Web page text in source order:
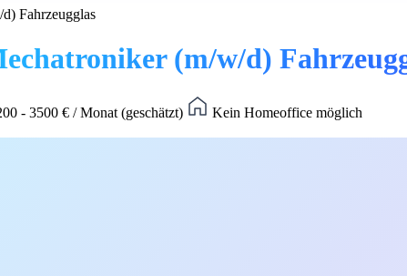
Fahrzeugglas
(m/w/d)
- 3500 € / Monat (geschätzt)
Kein Homeoffice möglich